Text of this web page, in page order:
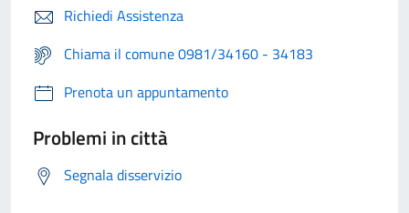
Richiedi Assistenza
Chiama il comune 0981/34160 - 34183
Prenota un appuntamento
Problemi in città
Segnala disservizio